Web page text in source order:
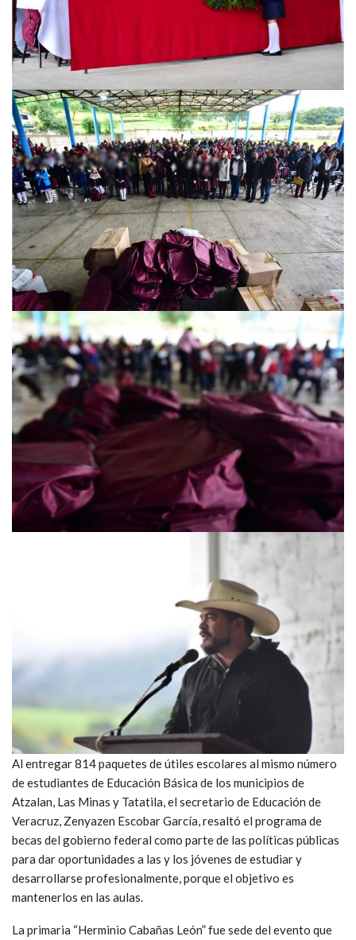
Al entregar 814 paquetes de útiles escolares al mismo número
de estudiantes de Educación Básica de los municipios de
Atzalan, Las Minas y Tatatila, el secretario de Educación de
Veracruz, Zenyazen Escobar García, resaltó el programa de
becas del gobierno federal como parte de las políticas públicas
para dar oportunidades a las y los jóvenes de estudiar y
desarrollarse profesionalmente, porque el objetivo es
mantenerlos en las aulas.
La primaria “Herminio Cabañas León” fue sede del evento que